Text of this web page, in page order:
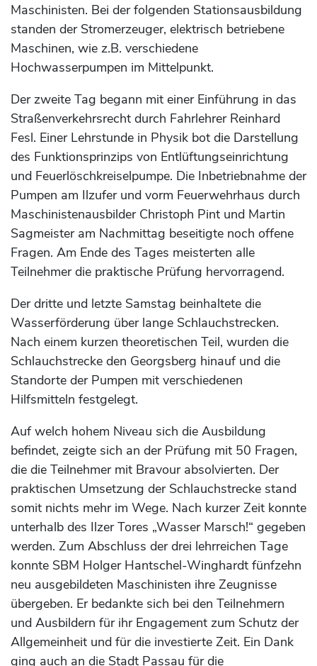
Maschinisten. Bei der folgenden Stationsausbildung
standen der Stromerzeuger, elektrisch betriebene
Maschinen, wie z.B. verschiedene
Hochwasserpumpen im Mittelpunkt.
Der zweite Tag begann mit einer Einführung in das
Straßenverkehrsrecht durch Fahrlehrer Reinhard
Fesl. Einer Lehrstunde in Physik bot die Darstellung
des Funktionsprinzips von Entlüftungseinrichtung
und Feuerlöschkreiselpumpe. Die Inbetriebnahme der
Pumpen am Ilzufer und vorm Feuerwehrhaus durch
Maschinistenausbilder Christoph Pint und Martin
Sagmeister am Nachmittag beseitigte noch offene
Fragen. Am Ende des Tages meisterten alle
Teilnehmer die praktische Prüfung hervorragend.
Der dritte und letzte Samstag beinhaltete die
Wasserförderung über lange Schlauchstrecken.
Nach einem kurzen theoretischen Teil, wurden die
Schlauchstrecke den Georgsberg hinauf und die
Standorte der Pumpen mit verschiedenen
Hilfsmitteln festgelegt.
Auf welch hohem Niveau sich die Ausbildung
befindet, zeigte sich an der Prüfung mit 50 Fragen,
die die Teilnehmer mit Bravour absolvierten. Der
praktischen Umsetzung der Schlauchstrecke stand
somit nichts mehr im Wege. Nach kurzer Zeit konnte
unterhalb des Ilzer Tores „Wasser Marsch!“ gegeben
werden. Zum Abschluss der drei lehrreichen Tage
konnte SBM Holger Hantschel-Winghardt fünfzehn
neu ausgebildeten Maschinisten ihre Zeugnisse
übergeben. Er bedankte sich bei den Teilnehmern
und Ausbildern für ihr Engagement zum Schutz der
Allgemeinheit und für die investierte Zeit. Ein Dank
ging auch an die Stadt Passau für die